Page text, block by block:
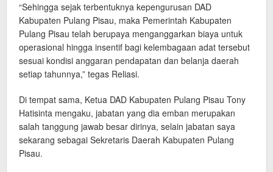
“Sehingga sejak terbentuknya kepengurusan DAD
Kabupaten Pulang Pisau, maka Pemerintah Kabupaten
Pulang Pisau telah berupaya menganggarkan biaya untuk
operasional hingga insentif bagi kelembagaan adat tersebut
sesuai kondisi anggaran pendapatan dan belanja daerah
setiap tahunnya,” tegas Reliasi.
Di tempat sama, Ketua DAD Kabupaten Pulang Pisau Tony
Hatisinta mengaku, jabatan yang dia emban merupakan
salah tanggung jawab besar dirinya, selain jabatan saya
sekarang sebagai Sekretaris Daerah Kabupaten Pulang
Pisau.